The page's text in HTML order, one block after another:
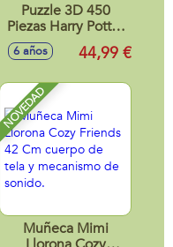
Puzzle 3D 450
Piezas Harry Potter
Diagon Alley
6 años 44,99 €
NOVEDAD
Muñeca Mimi